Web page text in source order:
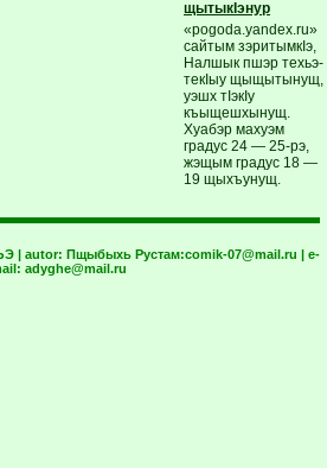
щытыкIэнур
«pogoda.yandex.ru»
сайтым зэритымкIэ,
Налшык пшэр техьэ-
текIыу щыщытынущ,
уэшх тIэкIу
къыщешхынущ.
Хуабэр махуэм
градус 24 — 25-рэ,
жэщым градус 18 —
19 щыхъунущ.
| autor: Пщыбыхь Рустам:comik-07@mail.ru | e-
adyghe@mail.ru